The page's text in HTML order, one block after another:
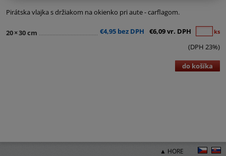
Pirátska vlajka s držiakom na okienko pri aute - carflagom.
20×30 cm €4,95 bez DPH €6,09 vr. DPH ks
(DPH 23%)
do košíka
▲ HORE